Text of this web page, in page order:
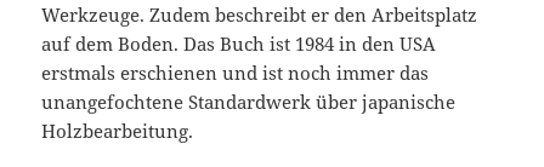
Werkzeuge. Zudem beschreibt er den Arbeitsplatz
auf dem Boden. Das Buch ist 1984 in den USA
erstmals erschienen und ist noch immer das
unangefochtene Standardwerk über japanische
Holzbearbeitung.